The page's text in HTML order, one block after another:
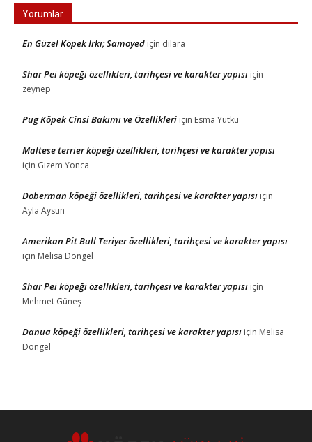
Yorumlar
En Güzel Köpek Irkı; Samoyed için dilara
Shar Pei köpeği özellikleri, tarihçesi ve karakter yapısı için
zeynep
Pug Köpek Cinsi Bakımı ve Özellikleri için Esma Yutku
Maltese terrier köpeği özellikleri, tarihçesi ve karakter yapısı
için Gizem Yonca
Doberman köpeği özellikleri, tarihçesi ve karakter yapısı için
Ayla Aysun
Amerikan Pit Bull Teriyer özellikleri, tarihçesi ve karakter yapısı
için Melisa Döngel
Shar Pei köpeği özellikleri, tarihçesi ve karakter yapısı için
Mehmet Güneş
Danua köpeği özellikleri, tarihçesi ve karakter yapısı için Melisa
Döngel